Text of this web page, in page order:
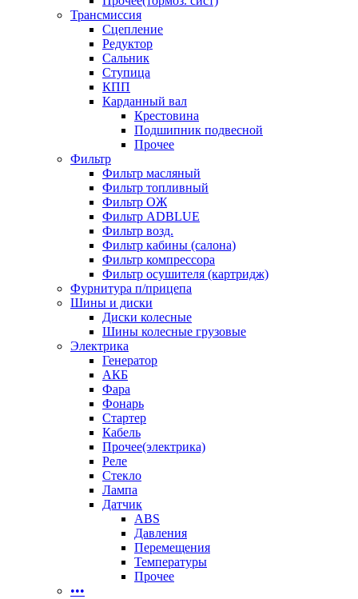
Трансмиссия
Сцепление
Редуктор
Сальник
Ступица
КПП
Карданный вал
Крестовина
Подшипник подвесной
Прочее
Фильтр
Фильтр масляный
Фильтр топливный
Фильтр ОЖ
Фильтр ADBLUE
Фильтр возд.
Фильтр кабины (салона)
Фильтр компрессора
Фильтр осушителя (картридж)
Фурнитура п/прицепа
Шины и диски
Диски колесные
Шины колесные грузовые
Электрика
Генератор
АКБ
Фара
Фонарь
Стартер
Кабель
Прочее(электрика)
Реле
Стекло
Лампа
Датчик
ABS
Давления
Перемещения
Температуры
Прочее
•••